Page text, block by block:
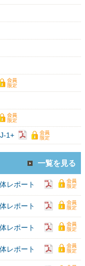
1+
一覧を見る
レポート
レポート
レポート
レポート